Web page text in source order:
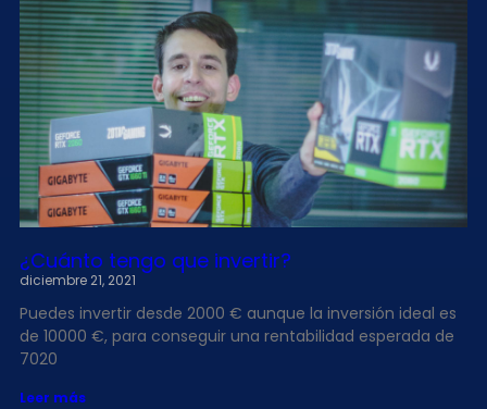
¿Cuánto tengo que invertir?
diciembre 21, 2021
Puedes invertir desde 2000 € aunque la inversión ideal es
de 10000 €, para conseguir una rentabilidad esperada de
7020
Leer más